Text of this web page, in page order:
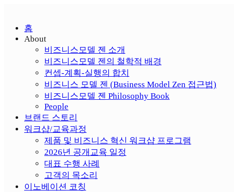
홈
About
비즈니스모델 젠 소개
비즈니스모델 젠의 철학적 배경
컨셉-계획-실행의 합치
비즈니스 모델 젠 (Business Model Zen 접근법)
비즈니스모델 젠 Philosophy Book
People
브랜드 스토리
워크샵/교육과정
제품 및 비즈니스 혁신 워크샵 프로그램
2026년 공개교육 일정
대표 수행 사례
고객의 목소리
이노베이션 코칭